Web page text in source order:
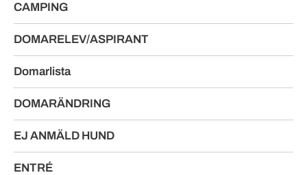
CAMPING
DOMARELEV/ASPIRANT
Domarlista
DOMARÄNDRING
EJ ANMÄLD HUND
ENTRÉ